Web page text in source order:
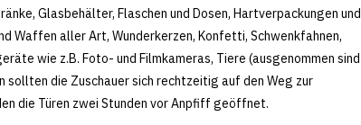
Glasbehälter, Flaschen und Dosen, Hartverpackungen und
Waffen aller Art, Wunderkerzen, Konfetti, Schwenkfahnen,
wie z.B. Foto- und Filmkameras, Tiere (ausgenommen sind
die Zuschauer sich rechtzeitig auf den Weg zur
die Türen zwei Stunden vor Anpfiff geöffnet.